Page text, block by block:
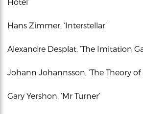
Hans Zimmer, ‘Interstellar’
Alexandre Desplat, ‘The Imitation
Johann Johannsson, ‘The Theory of
Gary Yershon, ‘Mr Turner’